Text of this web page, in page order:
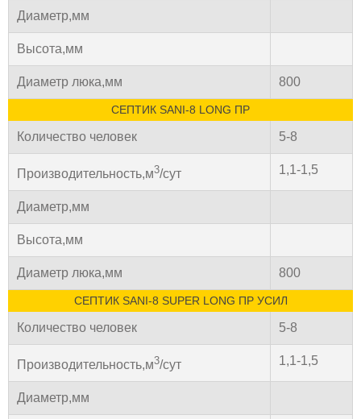
Диаметр,мм
Высота,мм
Диаметр люка,мм 800
СЕПТИК SANI-8 LONG ПР
Количество человек 5-8
Производительность,м3/сут 1,1-1,5
Диаметр,мм
Высота,мм
Диаметр люка,мм 800
СЕПТИК SANI-8 SUPER LONG ПР УСИЛ
Количество человек 5-8
Производительность,м3/сут 1,1-1,5
Диаметр,мм